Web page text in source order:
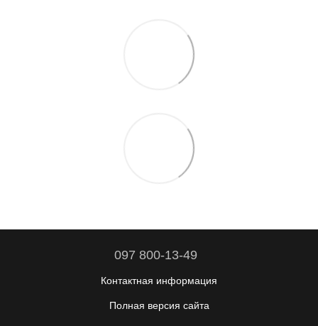
097 800-13-49
Контактная информация
Полная версия сайта